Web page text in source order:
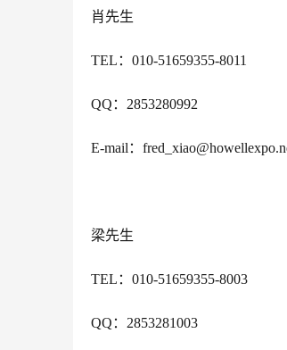
肖先生
TEL：010-51659355-8011
QQ：2853280992
E-mail：
梁先生
TEL：010-51659355-8003
QQ：2853281003